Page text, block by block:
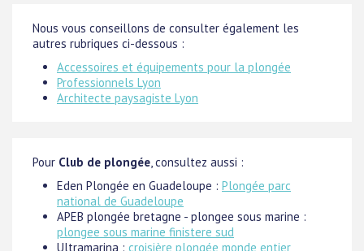
Nous vous conseillons de consulter également les
autres rubriques ci-dessous :
Accessoires et équipements pour la plongée
Professionnels Lyon
Architecte paysagiste Lyon
Pour Club de plongée, consultez aussi :
Eden Plongée en Guadeloupe : Plongée parc
national de Guadeloupe
APEB plongée bretagne - plongee sous marine :
plongee sous marine finistere sud
Ultramarina : croisière plongée monde entier